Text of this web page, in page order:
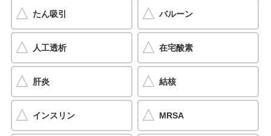
たん吸引 バルーン
人工透析 在宅酸素
肝炎 結核
インスリン MRSA